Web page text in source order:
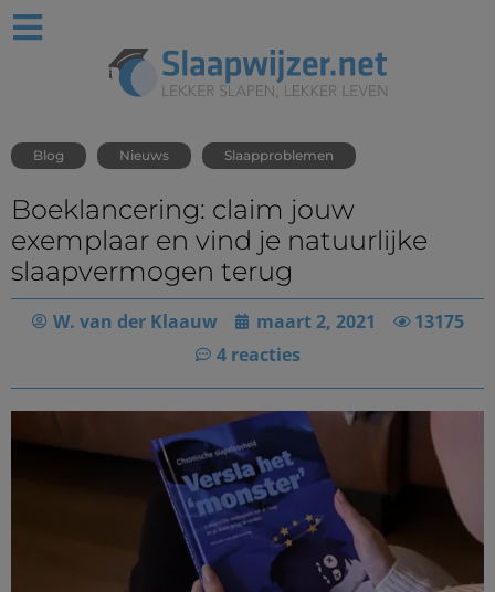
Blog Nieuws Slaapproblemen
Boeklancering: claim jouw
exemplaar en vind je natuurlijke
slaapvermogen terug
W. van der Klaauw maart 2, 2021
13175
4 reacties